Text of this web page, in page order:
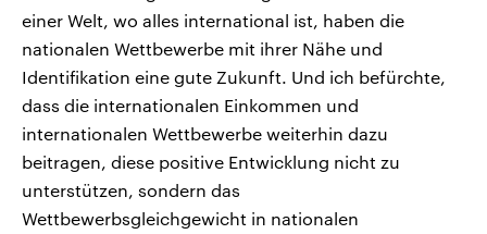
einer Welt, wo alles international ist, haben die
nationalen Wettbewerbe mit ihrer Nähe und
Identifikation eine gute Zukunft. Und ich befürchte,
dass die internationalen Einkommen und
internationalen Wettbewerbe weiterhin dazu
beitragen, diese positive Entwicklung nicht zu
unterstützen, sondern das
Wettbewerbsgleichgewicht in nationalen